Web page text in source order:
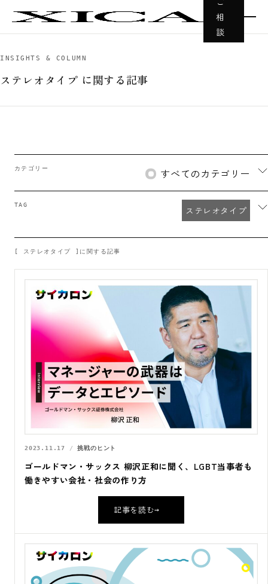
相
談
INSIGHTS & COLUMN
ステレオタイプ に関する記事
カテゴリー すべてのカテゴリー
TAG ステレオタイプ
[ ステレオタイプ ]に関する記事
2023.11.17 挑戦のヒント
ゴールドマン・サックス 柳沢正和に聞く、LGBT当事者も
働きやすい会社・社会の作り方
記事を読む